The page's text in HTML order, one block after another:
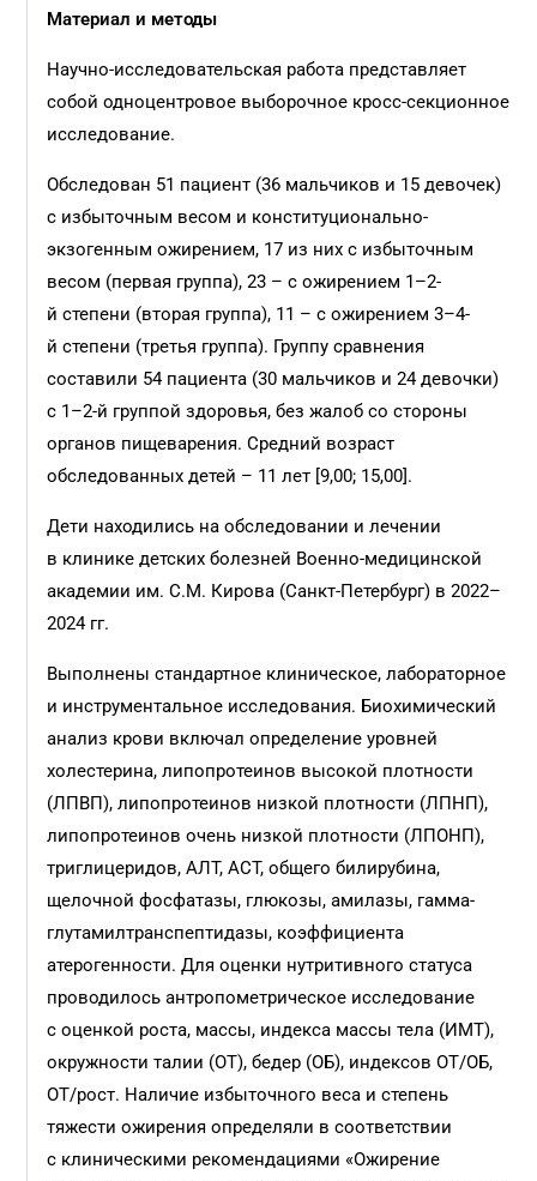
Материал и методы
Научно-исследовательская работа представляет
собой одноцентровое выборочное кросс-секционное
исследование.
Обследован 51 пациент (36 мальчиков и 15 девочек)
с избыточным весом и конституционально-
экзогенным ожирением, 17 из них с избыточным
весом (первая группа), 23 – с ожирением 1–2-
й степени (вторая группа), 11 – с ожирением 3–4-
й степени (третья группа). Группу сравнения
составили 54 пациента (30 мальчиков и 24 девочки)
с 1–2-й группой здоровья, без жалоб со стороны
органов пищеварения. Средний возраст
обследованных детей – 11 лет [9,00; 15,00].
Дети находились на обследовании и лечении
в клинике детских болезней Военно-медицинской
академии им. С.М. Кирова (Санкт-Петербург) в 2022–
2024 гг.
Выполнены стандартное клиническое, лабораторное
и инструментальное исследования. Биохимический
анализ крови включал определение уровней
холестерина, липопротеинов высокой плотности
(ЛПВП), липопротеинов низкой плотности (ЛПНП),
липопротеинов очень низкой плотности (ЛПОНП),
триглицеридов, АЛТ, АСТ, общего билирубина,
щелочной фосфатазы, глюкозы, амилазы, гамма-
глутамилтранспептидазы, коэффициента
атерогенности. Для оценки нутритивного статуса
проводилось антропометрическое исследование
с оценкой роста, массы, индекса массы тела (ИМТ),
окружности талии (ОТ), бедер (ОБ), индексов ОТ/ОБ,
ОТ/рост. Наличие избыточного веса и степень
тяжести ожирения определяли в соответствии
с клиническими рекомендациями «Ожирение